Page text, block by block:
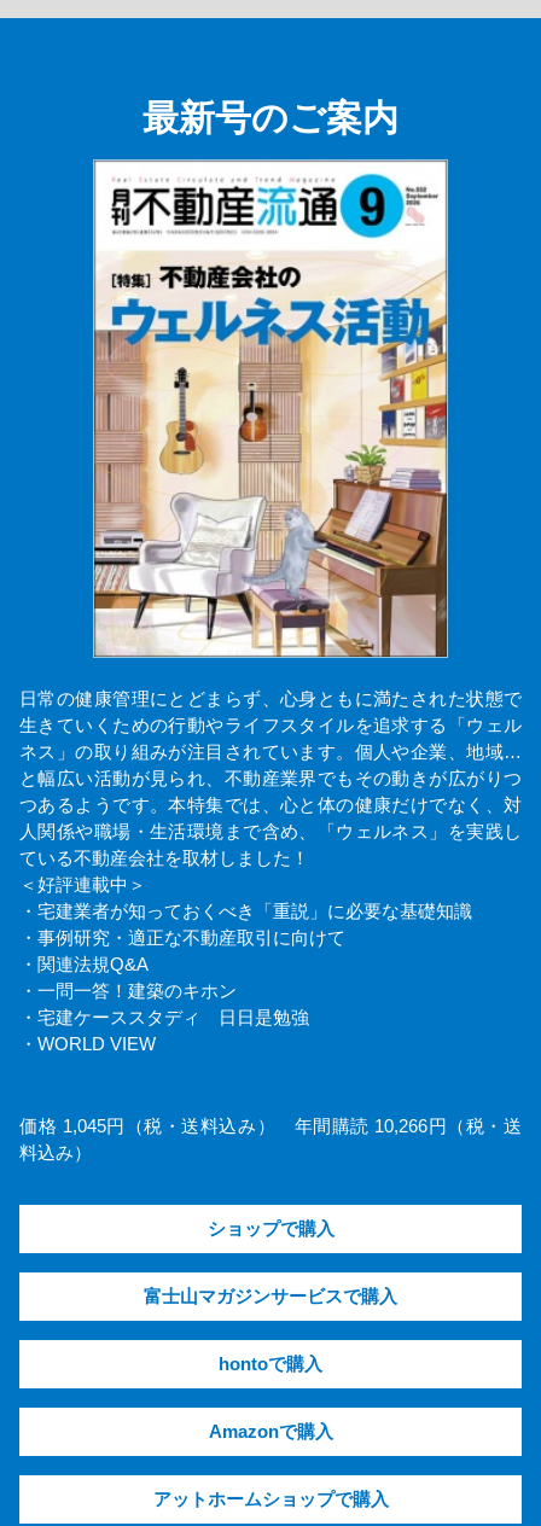
最新号のご案内
日常の健康管理にとどまらず、心身ともに満たされた状態で
生きていくための行動やライフスタイルを追求する「ウェル
ネス」の取り組みが注目されています。個人や企業、地域…
と幅広い活動が見られ、不動産業界でもその動きが広がりつ
つあるようです。本特集では、心と体の健康だけでなく、対
人関係や職場・生活環境まで含め、「ウェルネス」を実践し
ている不動産会社を取材しました！
＜好評連載中＞
・宅建業者が知っておくべき「重説」に必要な基礎知識
・事例研究・適正な不動産取引に向けて
・関連法規Q&A
・一問一答！建築のキホン
・宅建ケーススタディ 日日是勉強
・WORLD VIEW
価格 1,045円（税・送料込み） 年間購読 10,266円（税・送
料込み）
ショップで購入
富士山マガジンサービスで購入
hontoで購入
Amazonで購入
アットホームショップで購入